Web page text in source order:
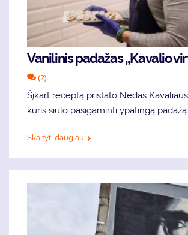
Va­ni­li­nis pa­da­žas „Ka­va­lio
(2)
Šį­kart re­cep­tą pri­sta­to Ne­das
ku­ris siū­lo pa­si­ga­min­ti ypa­tin­gą pa­da­žą.
Skaityti daugiau